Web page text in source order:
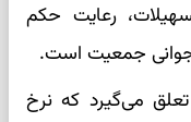
رعایت حکم
جوانی جمعیت است.
می‌گیرد که نرخ